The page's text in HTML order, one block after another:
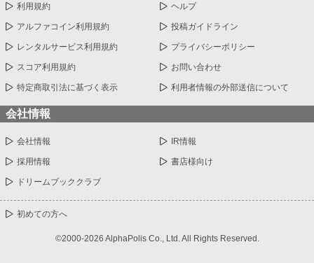
利用規約 ヘルプ
アルファコイン利用規約 投稿ガイドライン
レンタルサービス利用規約 プライバシーポリシー
スコア利用規約 お問い合わせ
特定商取引法に基づく表示 利用者情報の外部送信について
会社情報
会社情報 IR情報
採用情報 書店様向け
ドリームブッククラブ
初めての方へ
©2000-2026 AlphaPolis Co., Ltd. All Rights Reserved.